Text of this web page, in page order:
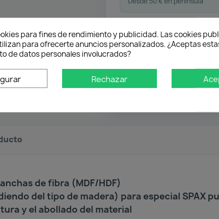
Te ayudamos con cualquier
de fibra (MDF/HDF)
del tipo de madera) para especial SPAX
y el abollado del material
para fines de rendimiento y publicidad. Las cookies
para ofrecerte anuncios personalizados. ¿Aceptas
de datos personales involucrados?
Rechazar